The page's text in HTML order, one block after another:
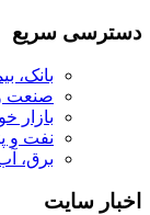
دسترسی سریع
بانک،
صنعت
بازار
نفت و
برق،
اخبار سایت